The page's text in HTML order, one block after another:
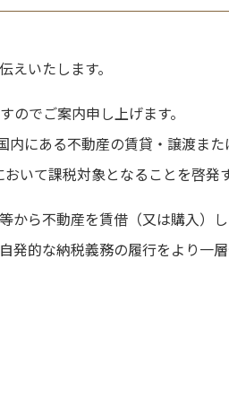
いたします。
でご案内申し上げます。
にある不動産の賃貸・譲渡ま
いて課税対象となることを啓発
ら不動産を賃借（又は購入）
的な納税義務の履行をより一